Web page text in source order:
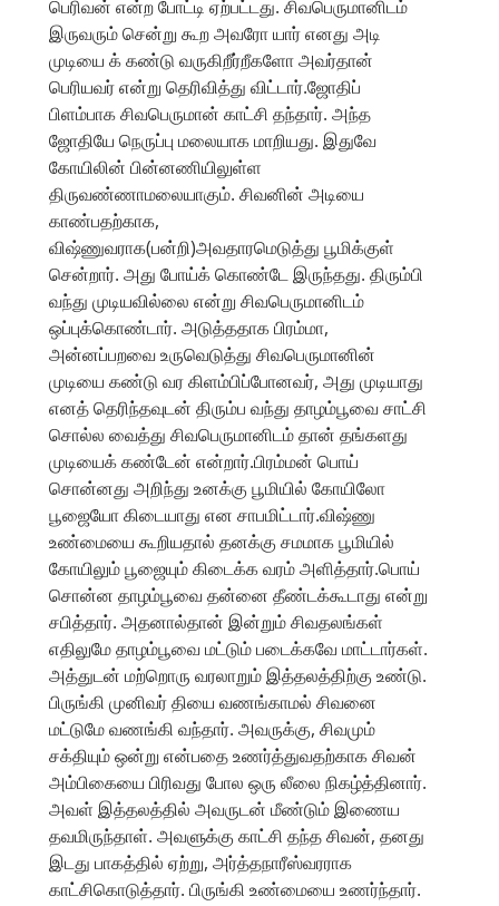
பெரிவன் என்ற போட்டி ஏற்பட்டது. சிவபெருமானிடம்
இருவரும் சென்று கூற அவரோ யார் எனது அடி
முடியை க் கண்டு வருகிறீர்றீகளோ அவர்தான்
பெரியவர் என்று தெரிவித்து விட்டார்.ஜோதிப்
பிளம்பாக சிவபெருமான் காட்சி தந்தார். அந்த
ஜோதியே நெருப்பு மலையாக மாறியது. இதுவே
கோயிலின் பின்னணியிலுள்ள
திருவண்ணாமலையாகும். சிவனின் அடியை
காண்பதற்காக,
விஷ்ணுவராக(பன்றி)அவதாரமெடுத்து பூமிக்குள்
சென்றார். அது போய்க் கொண்டே இருந்தது. திரும்பி
வந்து முடியவில்லை என்று சிவபெருமானிடம்
ஒப்புக்கொண்டார். அடுத்ததாக பிரம்மா,
அன்னப்பறவை உருவெடுத்து சிவபெருமானின்
முடியை கண்டு வர கிளம்பிப்போனவர், அது முடியாது
எனத் தெரிந்தவுடன் திரும்ப வந்து தாழம்பூவை சாட்சி
சொல்ல வைத்து சிவபெருமானிடம் தான் தங்களது
முடியைக் கண்டேன் என்றார்.பிரம்மன் பொய்
சொன்னது அறிந்து உனக்கு பூமியில் கோயிலோ
பூஜையோ கிடையாது என சாபமிட்டார்.விஷ்ணு
உண்மையை கூறியதால் தனக்கு சமமாக பூமியில்
கோயிலும் பூஜையும் கிடைக்க வரம் அளித்தார்.பொய்
சொன்ன தாழம்பூவை தன்னை தீண்டக்கூடாது என்று
சபித்தார். அதனால்தான் இன்றும் சிவதலங்கள்
எதிலுமே தாழம்பூவை மட்டும் படைக்கவே மாட்டார்கள்.
அத்துடன் மற்றொரு வரலாறும் இத்தலத்திற்கு உண்டு.
பிருங்கி முனிவர் தியை வணங்காமல் சிவனை
மட்டுமே வணங்கி வந்தார். அவருக்கு, சிவமும்
சக்தியும் ஒன்று என்பதை உணர்த்துவதற்காக சிவன்
அம்பிகையை பிரிவது போல ஒரு லீலை நிகழ்த்தினார்.
அவள் இத்தலத்தில் அவருடன் மீண்டும் இணைய
தவமிருந்தாள். அவளுக்கு காட்சி தந்த சிவன், தனது
இடது பாகத்தில் ஏற்று, அர்த்தநாரீஸ்வரராக
காட்சிகொடுத்தார். பிருங்கி உண்மையை உணர்ந்தார்.